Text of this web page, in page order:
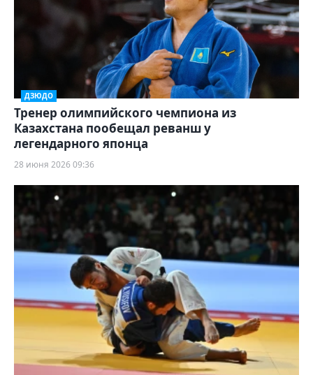
ДЗЮДО
Тренер олимпийского чемпиона из
Казахстана пообещал реванш у
легендарного японца
28 июня 2026 09:36